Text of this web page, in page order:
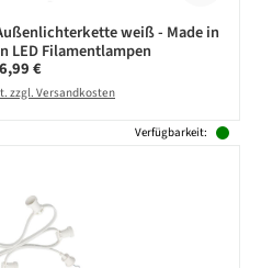
weiß - Made in
LED Filamentlampen
Preis:
€
zzgl. Versandkosten
Verfügbarkeit: